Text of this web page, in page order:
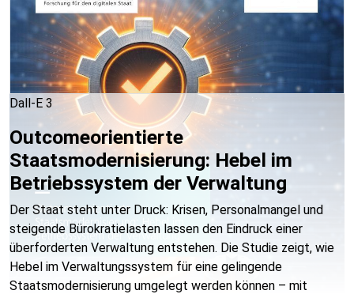
Dall-E 3
Outcomeorientierte
Staatsmodernisierung: Hebel im
Betriebssystem der Verwaltung
Der Staat steht unter Druck: Krisen, Personalmangel und
steigende Bürokratielasten lassen den Eindruck einer
überforderten Verwaltung entstehen. Die Studie zeigt, wie
Hebel im Verwaltungssystem für eine gelingende
Staatsmodernisierung umgelegt werden können – mit